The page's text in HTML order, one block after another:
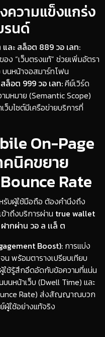
ความแข็งแกร่ง
รนด์
และ สล็อต 889 วอ เลท:
ง “เว็บตรงแท้” ช่วยเพิ่มอัตรา
บนหน้าจอสมาร์ทโฟน
ล็อต 999 วอ เลท:คีย์เวิร์ด
มหมาย (Semantic Scope)
ว็บไซต์มีเครือข่ายบริการที่
On-Page
นิคขยาย
Rate
รับผู้ใช้มือถือ ต้องคำนึงถึง
าถึงบริการผ่าน true wallet
ากผ่าน วอ ล เเล็ ต
Boost): การแบ่ง
น พร้อมตารางเปรียบเทียบ
ใช้รู้สึกอึดอัดกับข้อความที่แน่น
บนหน้าเว็บ (Dwell Time) และ
Rate) ส่งสัญญาณบวก
ผู้ใช้อย่างแท้จริง